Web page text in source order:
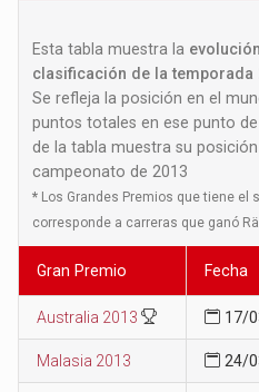
Esta tabla muestra la
clasificación de la temporada
Se refleja la posición en el
puntos totales en ese punto
de la tabla muestra su
campeonato de 2013
* Los Grandes Premios que tiene el
corresponde a carreras que ganó
Gran Premio Fecha
Australia 2013 17/
Malasia 2013 24/